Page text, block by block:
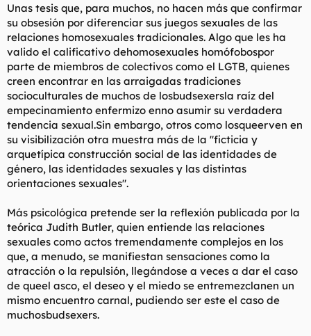
Unas tesis que, para muchos, no hacen más que confirmar
su obsesión por diferenciar sus juegos sexuales de las
relaciones homosexuales tradicionales. Algo que les ha
valido el calificativo dehomosexuales homófobospor
parte de miembros de colectivos como el LGTB, quienes
creen encontrar en las arraigadas tradiciones
socioculturales de muchos de losbudsexersla raíz del
empecinamiento enfermizo enno asumir su verdadera
tendencia sexual.Sin embargo, otros como losqueerven en
su visibilización otra muestra más de la "ficticia y
arquetípica construcción social de las identidades de
género, las identidades sexuales y las distintas
orientaciones sexuales".
Más psicológica pretende ser la reflexión publicada por la
teórica Judith Butler, quien entiende las relaciones
sexuales como actos tremendamente complejos en los
que, a menudo, se manifiestan sensaciones como la
atracción o la repulsión, llegándose a veces a dar el caso
de queel asco, el deseo y el miedo se entremezclanen un
mismo encuentro carnal, pudiendo ser este el caso de
muchosbudsexers.